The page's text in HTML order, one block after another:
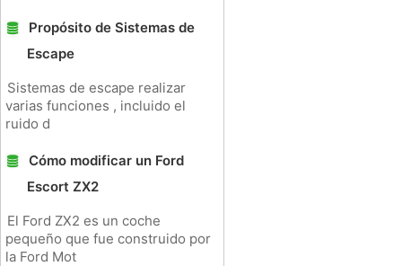
Propósito de Sistemas de
Escape
Sistemas de escape realizar
varias funciones , incluido el
ruido d
Cómo modificar un Ford
Escort ZX2
El Ford ZX2 es un coche
pequeño que fue construido por
la Ford Mot